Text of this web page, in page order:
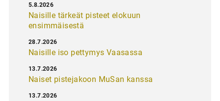
Naisille tärkeät pisteet elokuun
ensimmäisestä
5.8.2026
Naisille iso pettymys Vaasassa
28.7.2026
Naiset pistejakoon MuSan kanssa
13.7.2026
13.7.2026